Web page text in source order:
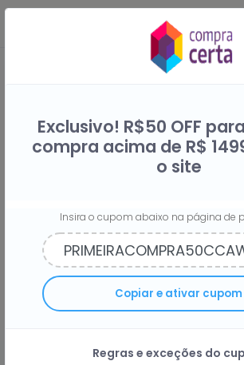
Compre na Compra
receba2%do seu
volta
Exclusivo! R$50 OFF
compra acima de R$
o site
Insira o cupom abaixo na página de
Copiar e ativar cupom
Regras e exceções do